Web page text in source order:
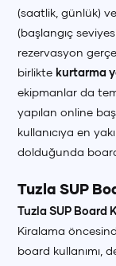
(saatlik, günlük) ve
(başlangıç
rezervasyon
birlikte kurtarma
ekipmanlar da
yapılan online
kullanıcıya en
dolduğunda board
Tuzla SUP
Tuzla SUP Board
Kiralama
board kullanımı,